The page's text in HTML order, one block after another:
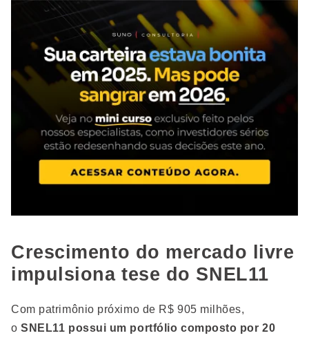
Crescimento do mercado livre
impulsiona tese do SNEL11
Com patrimônio próximo de R$ 905 milhões,
oSNEL11 possui um portfólio composto por 20